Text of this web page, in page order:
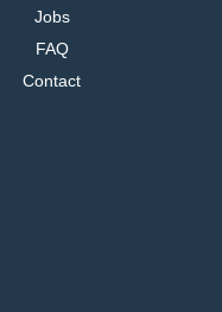
Jobs
FAQ
Contact